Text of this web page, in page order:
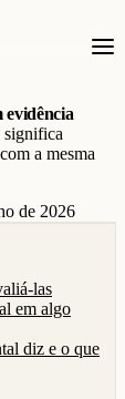
evidência
significa
a mesma
de 2026
las
em algo
diz e o que